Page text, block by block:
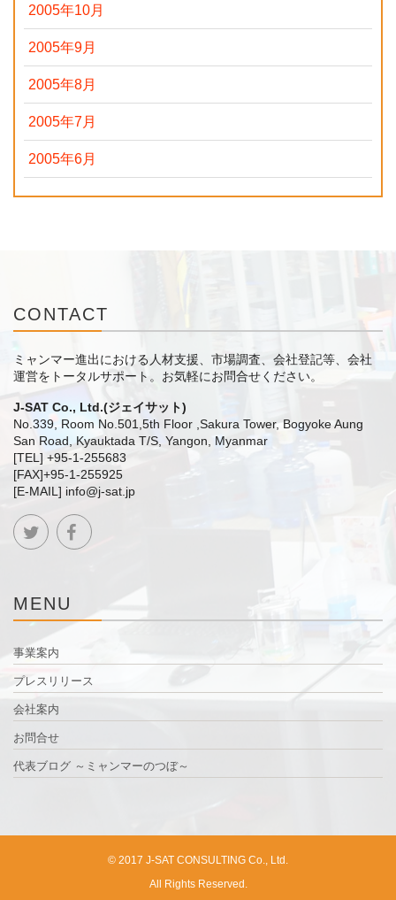
2005年10月
2005年9月
2005年8月
2005年7月
2005年6月
CONTACT
ミャンマー進出における人材支援、市場調査、会社登記等、会社
運営をトータルサポート。 お気軽にお問合せください。
J-SAT Co., Ltd.(ジェイサット)
No.339, Room No.501,5th Floor ,Sakura Tower, Bogyoke Aung
San Road, Kyauktada T/S, Yangon, Myanmar
[TEL] +95-1-255683
[FAX]+95-1-255925
[E-MAIL] info@j-sat.jp
MENU
事業案内
プレスリリース
会社案内
お問合せ
代表ブログ ～ミャンマーのつぼ～
© 2017 J-SAT CONSULTING Co., Ltd.
All Rights Reserved.